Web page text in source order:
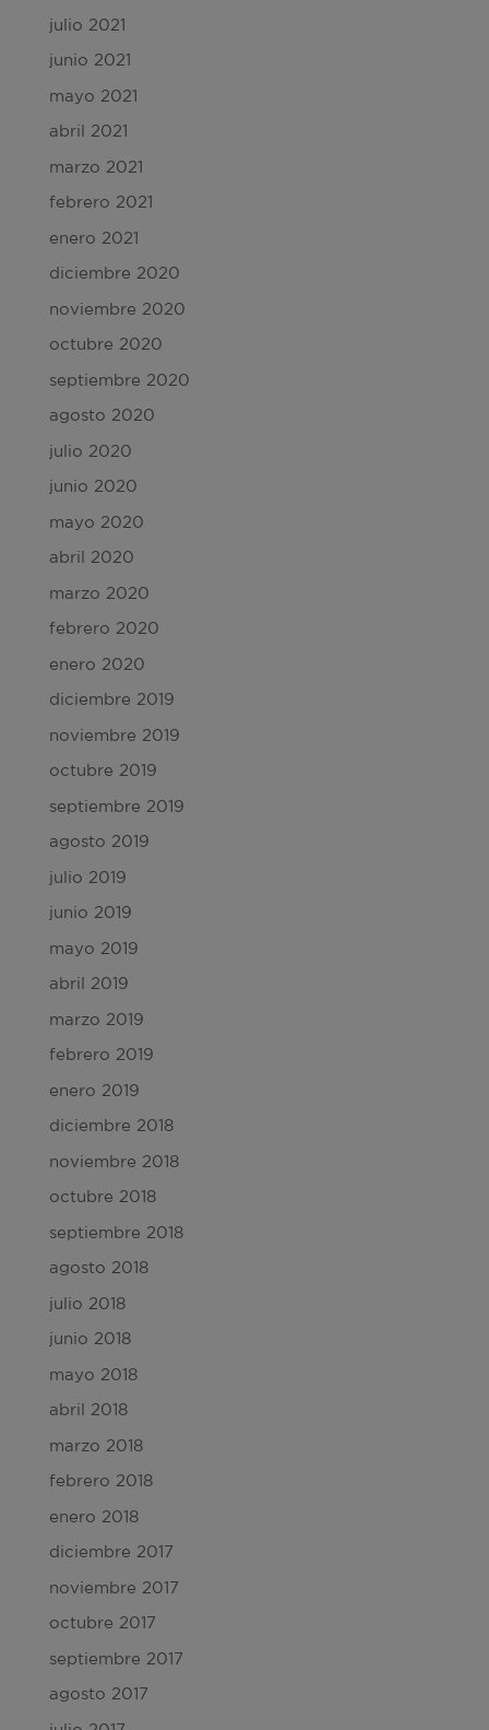
julio 2021
junio 2021
mayo 2021
abril 2021
marzo 2021
febrero 2021
enero 2021
diciembre 2020
noviembre 2020
octubre 2020
septiembre 2020
agosto 2020
julio 2020
junio 2020
mayo 2020
abril 2020
marzo 2020
febrero 2020
enero 2020
diciembre 2019
noviembre 2019
octubre 2019
septiembre 2019
agosto 2019
julio 2019
junio 2019
mayo 2019
abril 2019
marzo 2019
febrero 2019
enero 2019
diciembre 2018
noviembre 2018
octubre 2018
septiembre 2018
agosto 2018
julio 2018
junio 2018
mayo 2018
abril 2018
marzo 2018
febrero 2018
enero 2018
diciembre 2017
noviembre 2017
octubre 2017
septiembre 2017
agosto 2017